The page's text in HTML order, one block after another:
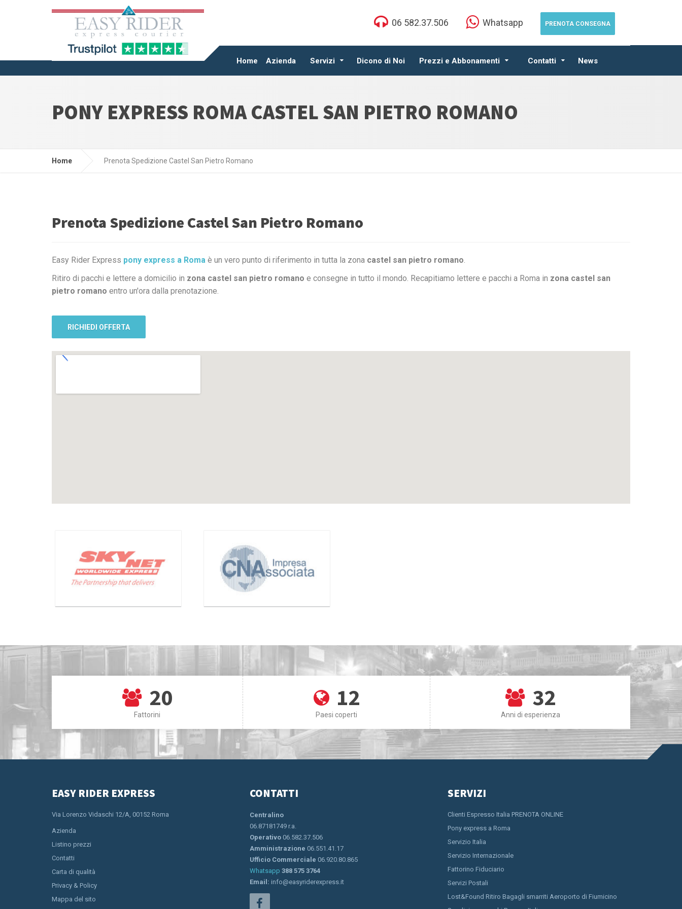
Home Azienda Servizi Dicono di Noi Prezzi e Abbonamenti Contatti News
06 582.37.506 Whatsapp PRENOTA CONSEGNA
PONY EXPRESS ROMA CASTEL SAN PIETRO ROMANO
Home Prenota Spedizione Castel San Pietro Romano
Prenota Spedizione Castel San Pietro Romano
Easy Rider Express pony express a Roma è un vero punto di riferimento in tutta la zona castel san pietro romano.
Ritiro di pacchi e lettere a domicilio in zona castel san pietro romano e consegne in tutto il mondo. Recapitiamo lettere e pacchi a Roma in zona castel san
pietro romano entro un'ora dalla prenotazione.
RICHIEDI OFFERTA
20
Fattorini
12
Paesi coperti
32
Anni di esperienza
EASY RIDER EXPRESS
Via Lorenzo Vidaschi 12/A, 00152 Roma
Azienda
Listino prezzi
Contatti
Carta di qualità
Privacy & Policy
Mappa del sito
CONTATTI
Centralino
06.87181749 r.a.
Operativo06.582.37.506
Amministrazione 06.551.41.17
Ufficio Commerciale 06.920.80.865
Whatsapp 388 575 3764
Email: info@easyriderexpress.it
SERVIZI
Clienti Espresso Italia PRENOTA ONLINE
Pony express a Roma
Servizio Italia
Servizio Internazionale
Fattorino Fiduciario
Servizi Postali
Lost&Found Ritiro Bagagli smarriti Aeroporto di Fiumicino